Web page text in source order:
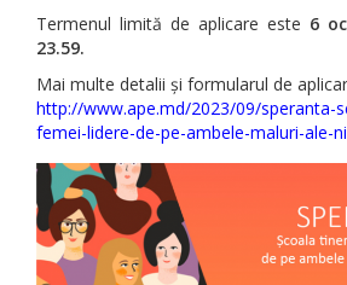
Termenul limită de aplicare este 6
23.59.
Mai multe detalii și formularul de
http://www.ape.md/2023/09/speranta-
femei-lidere-de-pe-ambele-maluri-ale-